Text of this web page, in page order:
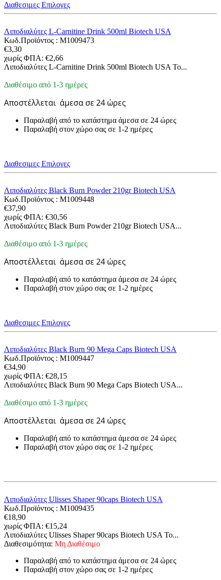
Διαθεσιμες Επιλογες
Λιποδιαλύτες L-Carnitine Drink 500ml Biotech USA
Κωδ.Προϊόντος : M1009473
€3,30
χωρίς ΦΠΑ: €2,66
Λιποδιαλύτες L-Carnitine Drink 500ml Biotech USA Το...
Διαθέσιμο από 1-3 ημέρες
Αποστέλλεται άμεσα σε 24 ώρες
Παραλαβή από το κατάστημα άμεσα σε 24 ώρες
Παραλαβή στον χώρο σας σε 1-2 ημέρες
Διαθεσιμες Επιλογες
Λιποδιαλύτες Black Burn Powder 210gr Biotech USA
Κωδ.Προϊόντος : M1009448
€37,90
χωρίς ΦΠΑ: €30,56
Λιποδιαλύτες Black Burn Powder 210gr Biotech USA...
Διαθέσιμο από 1-3 ημέρες
Αποστέλλεται άμεσα σε 24 ώρες
Παραλαβή από το κατάστημα άμεσα σε 24 ώρες
Παραλαβή στον χώρο σας σε 1-2 ημέρες
Διαθεσιμες Επιλογες
Λιποδιαλύτες Black Burn 90 Mega Caps Biotech USA
Κωδ.Προϊόντος : M1009447
€34,90
χωρίς ΦΠΑ: €28,15
Λιποδιαλύτες Black Burn 90 Mega Caps Biotech USA...
Διαθέσιμο από 1-3 ημέρες
Αποστέλλεται άμεσα σε 24 ώρες
Παραλαβή από το κατάστημα άμεσα σε 24 ώρες
Παραλαβή στον χώρο σας σε 1-2 ημέρες
Λιποδιαλύτες Ulisses Shaper 90caps Biotech USA
Κωδ.Προϊόντος : M1009435
€18,90
χωρίς ΦΠΑ: €15,24
Λιποδιαλύτες Ulisses Shaper 90caps Biotech USA Το...
Διαθεσιμότητα: Μη Διαθέσιμο
Παραλαβή από το κατάστημα άμεσα σε 24 ώρες
Παραλαβή στον χώρο σας σε 1-2 ημέρες